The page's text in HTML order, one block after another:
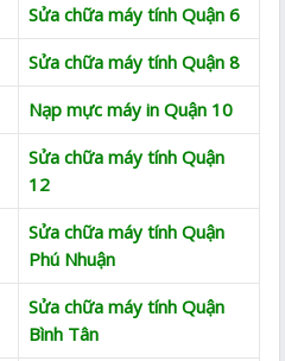
Sửa chữa máy tính Quận 6
Sửa chữa máy tính Quận 8
Nạp mực máy in Quận 10
Sửa chữa máy tính Quận
12
Sửa chữa máy tính Quận
Phú Nhuận
Sửa chữa máy tính Quận
Bình Tân